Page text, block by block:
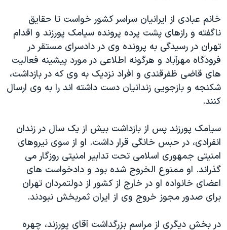
خانم عبادی از ایرانیان سراسر کشور خواست تا حقایق
ناگفته و رازهای پشت پرده پرونده سیامک پورزند و اقدام
تهران در رسیدگی به پرونده وی در دادسرای مستقر در
فرودگاه مهرآباد و هرگونه اطلاعی در مورد پیشینه فعالیت
های قاضی ظفرقندی و افراد نزدیک به وی که در بازداشت،
شکنجه و بازجویی زندانیان دست داشته اند را به وی ارسال
کنند.
سیامک پورزند پس از بازداشت بیش از یک سال در زندان
انفرادی، در حبس خانگی قرار داشت. او از سوی نیروهای
امنیتی جمهوری اسلامی تحت تدابیر امنیتی روزگار می
گذراند. او ممنوع الخروج شده بود و دادخواست های
اعضای خانواده او در خارج از کشور از دولتمردان تهران
برای صدور مجوز خروج وی از ایران ثمربخش نبودند.
در بخش دیگری از مراسم بزرگداشت آقای پورزند، چهره